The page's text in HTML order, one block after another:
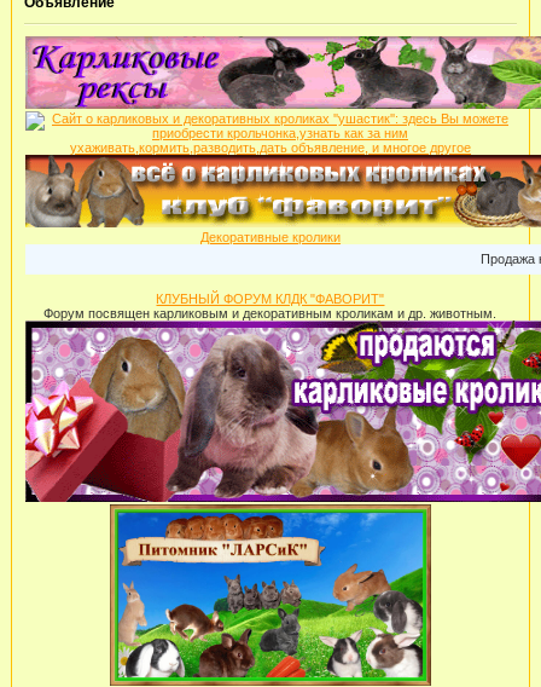
Декоративные кролики
Продажа
КЛУБНЫЙ ФОРУМ КЛДК "ФАВОРИТ"
Форум посвящен карликовым и декоративным кроликам и др. животным.